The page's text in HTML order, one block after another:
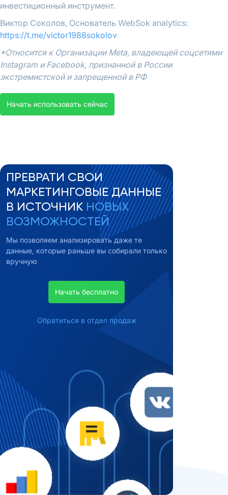
инвестиционный инструмент.
Виктор Соколов, Основатель WebSok analytics:
https://t.me/victor1988sokolov
*Относится к Организации Meta, владеющей соцсетями
Instagram и Facebook, признанной в России
экстремистской и запрещенной в РФ
Начать использовать сейчас
ПРЕВРАТИ СВОИ
МАРКЕТИНГОВЫЕ ДАННЫЕ
В ИСТОЧНИК НОВЫХ
ВОЗМОЖНОСТЕЙ
Мы позволяем анализировать даже те
данные, которые раньше вы собирали только
вручную
Начать бесплатно
Обратиться в отдел продаж